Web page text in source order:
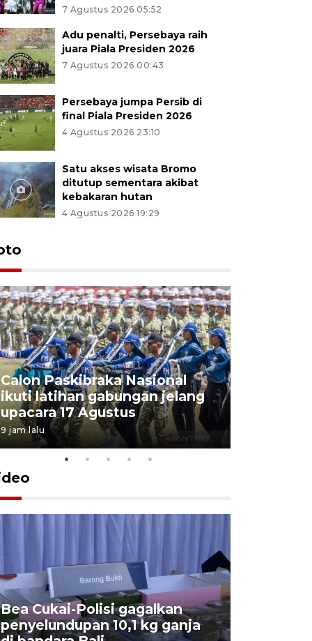
7 Agustus 2026 05:52
Adu penalti, Persebaya raih
juara Piala Presiden 2026
7 Agustus 2026 00:43
Persebaya jumpa Persib di
final Piala Presiden 2026
4 Agustus 2026 23:10
Satu akses wisata Bromo
ditutup sementara akibat
kebakaran hutan
4 Agustus 2026 19:29
Calon Paskibraka Nasional
ikuti latihan gabungan jelang
upacara 17 Agustus
9 jam lalu
Bea Cukai-Polisi gagalkan
penyelundupan 10,1 kg ganja